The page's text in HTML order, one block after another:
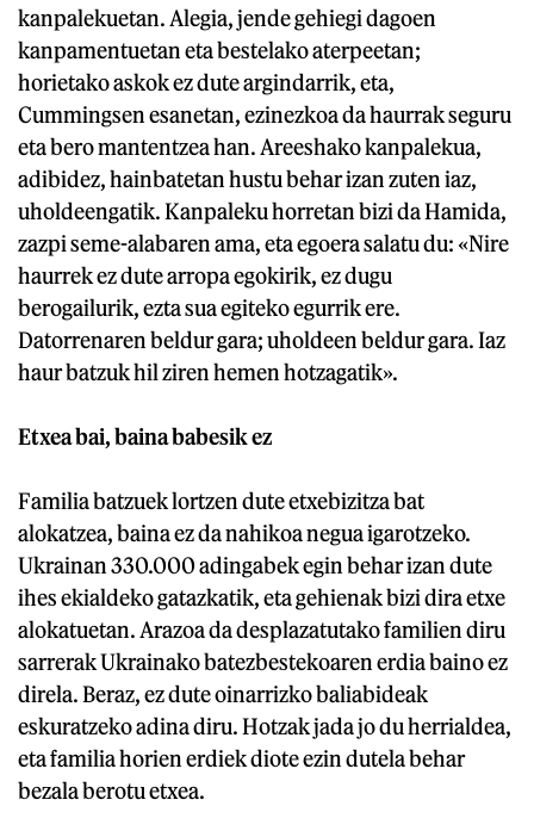
kanpalekuetan. Alegia, jende gehiegi dagoen
kanpamentuetan eta bestelako aterpeetan;
horietako askok ez dute argindarrik, eta,
Cummingsen esanetan, ezinezkoa da haurrak seguru
eta bero mantentzea han. Areeshako kanpalekua,
adibidez, hainbatetan hustu behar izan zuten iaz,
uholdeengatik. Kanpaleku horretan bizi da Hamida,
zazpi seme-alabaren ama, eta egoera salatu du: «Nire
haurrek ez dute arropa egokirik, ez dugu
berogailurik, ezta sua egiteko egurrik ere.
Datorrenaren beldur gara; uholdeen beldur gara. Iaz
haur batzuk hil ziren hemen hotzagatik».
Etxea bai, baina babesik ez
Familia batzuek lortzen dute etxebizitza bat
alokatzea, baina ez da nahikoa negua igarotzeko.
Ukrainan 330.000 adingabek egin behar izan dute
ihes ekialdeko gatazkatik, eta gehienak bizi dira etxe
alokatuetan. Arazoa da desplazatutako familien diru
sarrerak Ukrainako batezbestekoaren erdia baino ez
direla. Beraz, ez dute oinarrizko baliabideak
eskuratzeko adina diru. Hotzak jada jo du herrialdea,
eta familia horien erdiek diote ezin dutela behar
bezala berotu etxea.